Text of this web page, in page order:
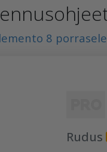
8
Rudus